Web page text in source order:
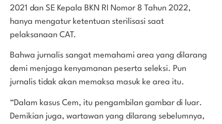
2021 dan SE Kepala BKN RI Nomor 8 Tahun 2022,
hanya mengatur ketentuan sterilisasi saat
pelaksanaan CAT.
Bahwa jurnalis sangat memahami area yang dilarang
demi menjaga kenyamanan peserta seleksi. Pun
jurnalis tidak akan memaksa masuk ke area itu.
“Dalam kasus Cem, itu pengambilan gambar di luar.
Demikian juga, wartawan yang dilarang sebelumnya,